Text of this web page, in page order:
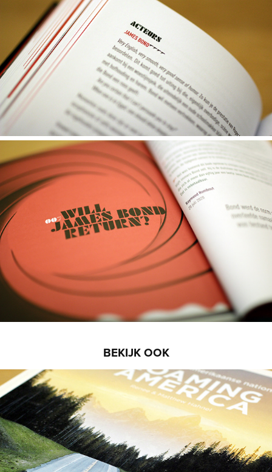
BEKIJK OOK
Roaming America